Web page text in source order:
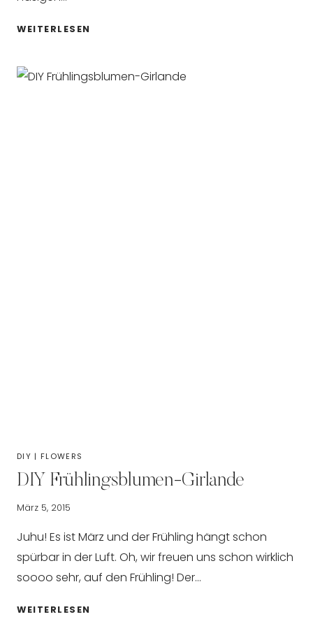
WEITERLESEN
DIY | FLOWERS
DIY Frühlingsblumen-Girlande
März 5, 2015
Juhu! Es ist März und der Frühling hängt schon
spürbar in der Luft. Oh, wir freuen uns schon wirklich
soooo sehr, auf den Frühling! Der…
WEITERLESEN